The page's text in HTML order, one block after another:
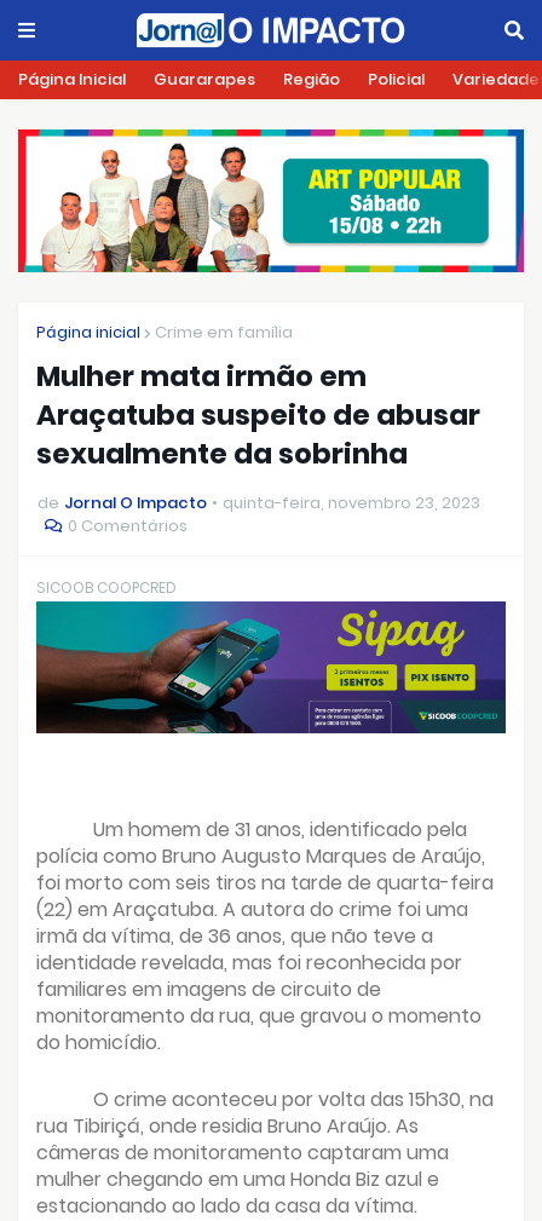
Página Inicial Guararapes Região Policial
Página inicial Crime em família
Mulher mata irmão em
Araçatuba suspeito de abusar
sexualmente da sobrinha
de Jornal O Impacto
quinta-feira, novembro 23, 2023
0 Comentários
SICOOB COOPCRED
Um homem de 31 anos, identificado pela
polícia como Bruno Augusto Marques de Araújo,
foi morto com seis tiros na tarde de quarta-feira
(22) em Araçatuba. A autora do crime foi uma
irmã da vítima, de 36 anos, que não teve a
identidade revelada, mas foi reconhecida por
familiares em imagens de circuito de
monitoramento da rua, que gravou o momento
do homicídio.
O crime aconteceu por volta das 15h30, na
rua Tibiriçá, onde residia Bruno Araújo. As
câmeras de monitoramento captaram uma
mulher chegando em uma Honda Biz azul e
estacionando ao lado da casa da vítima.